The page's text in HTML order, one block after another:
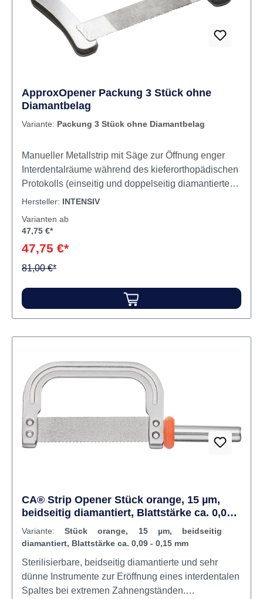
ApproxOpener Packung 3 Stück ohne
Diamantbelag
Variante: Packung 3 Stück ohne Diamantbelag
Manueller Metallstrip mit Säge zur Öffnung enger
Interdentalräume während des kieferorthopädischen
Protokolls (einseitig und doppelseitig diamantierte
Version) und Entfernung von überschüssigem
ohne Diamantierung). Sterilisierbar und
Diamantierung, gezackt und einseitig diamantiert (8
µm), gezackt und doppelseitig diamantiert (8 µm).
Hersteller: INTENSIV
Varianten ab
47,75 €*
47,75 €*
81,00 €*
CA® Strip Opener Stück orange, 15 µm,
beidseitig diamantiert, Blattstärke ca. 0,09 -
0,15 mm
Variante: Stück orange, 15 µm, beidseitig
diamantiert, Blattstärke ca. 0,09 - 0,15 mm
Sterilisierbare, beidseitig diamantierte und sehr
dünne Instrumente zur Eröffnung eines interdentalen
Spaltes bei extremen Zahnengständen.